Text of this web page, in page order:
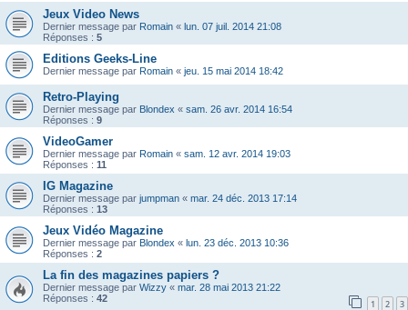
Jeux Video News
Dernier message par Romain « lun. 07 juil. 2014 21:08
Réponses : 5
Editions Geeks-Line
Dernier message par Romain « jeu. 15 mai 2014 18:42
Retro-Playing
Dernier message par Blondex « sam. 26 avr. 2014 16:54
Réponses : 9
VideoGamer
Dernier message par Romain « sam. 12 avr. 2014 19:03
Réponses : 11
IG Magazine
Dernier message par jumpman « mar. 24 déc. 2013 17:14
Réponses : 13
Jeux Vidéo Magazine
Dernier message par Blondex « lun. 23 déc. 2013 10:36
Réponses : 2
La fin des magazines papiers ?
Dernier message par Wizzy « mar. 28 mai 2013 21:22
Réponses : 42 1 2 3